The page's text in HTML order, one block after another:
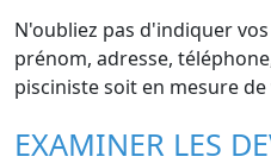
N'oubliez pas d'indiquer
prénom, adresse,
pisciniste soit en mesure de
EXAMINER LES